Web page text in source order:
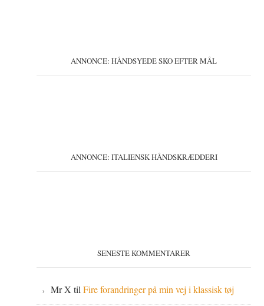
ANNONCE: HÅNDSYEDE SKO EFTER MÅL
ANNONCE: ITALIENSK HÅNDSKRÆDDERI
SENESTE KOMMENTARER
Mr X tilFire forandringer på min vej i klassisk tøj